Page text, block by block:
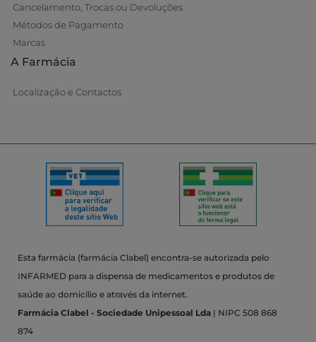
Cancelamento, Trocas ou Devoluções
Métodos de Pagamento
Marcas
A Farmácia
Localização e Contactos
Esta farmácia (farmácia Clabel) encontra-se autorizada pelo
INFARMED para a dispensa de medicamentos e produtos de
saúde ao domicílio e através da internet.
Farmácia Clabel - Sociedade Unipessoal Lda | NIPC 508 868
874